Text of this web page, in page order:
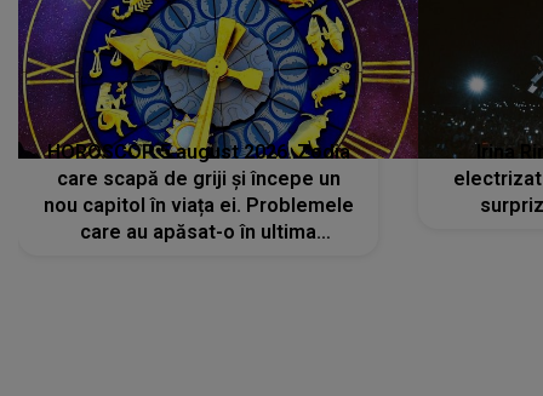
HOROSCOP 5 august 2026. Zodia
care scapă de griji și începe un
nou capitol în viața ei. Problemele
care au apăsat-o în ultima
Irina